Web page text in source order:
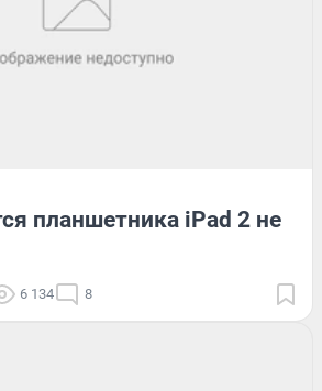
планшетника iPad 2 не
6 134 8